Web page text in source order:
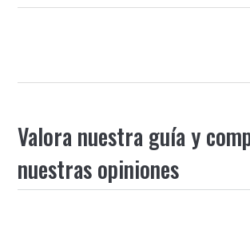
Valora nuestra guía y
nuestras opiniones